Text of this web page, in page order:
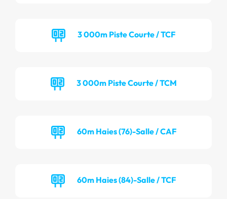
3 000m Piste Courte / TCF
3 000m Piste Courte / TCM
60m Haies (76)-Salle / CAF
60m Haies (84)-Salle / TCF